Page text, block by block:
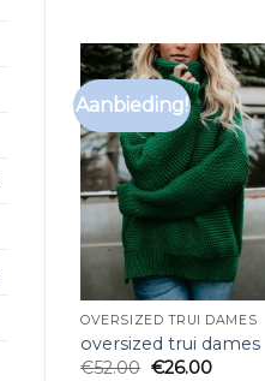
Aanbieding!
OVERSIZED TRUI DAMES
oversized trui dames
€52.00 €26.00